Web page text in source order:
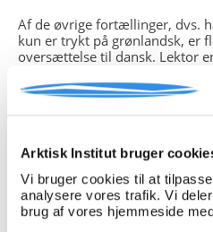
Arktisk Institut bruger
Vi bruger cookies til at
analysere vores trafik. Vi
brug af vores hjemmeside
Af de øvrige fortællinger, dvs.
kun er trykt på grønlandsk, er
oversættelse til dansk. Lektor
Lynge, Nuuk, en større antal,
og Signe Åsblom ligeså. Der er
oversættelser, enten når
nedskriveren, der kan være
kilden, som regel håndskriftet,
fornødne kundskaber i
gøre opmærksom på